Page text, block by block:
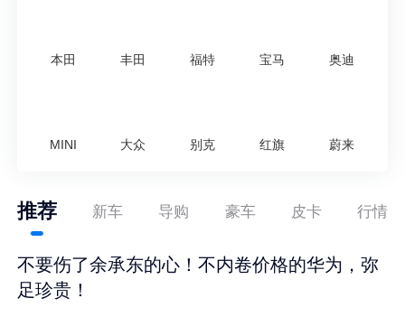
本田 丰田 福特 宝马 奥迪
MINI 大众 别克 红旗 蔚来
推荐 新车 导购 豪车 皮卡 行情
不要伤了余承东的心！不内卷价格的华为，弥
足珍贵！